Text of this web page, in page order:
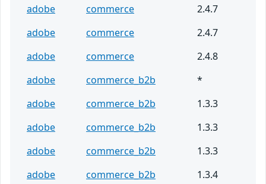
adobe
commerce
2.4.7
adobe
commerce
2.4.7
adobe
commerce
2.4.8
adobe
commerce_b2b
*
adobe
commerce_b2b
1.3.3
adobe
commerce_b2b
1.3.3
adobe
commerce_b2b
1.3.3
adobe
commerce_b2b
1.3.4